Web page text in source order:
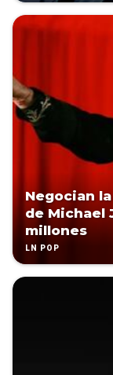
Negocian
de Michael
millones
LN POP